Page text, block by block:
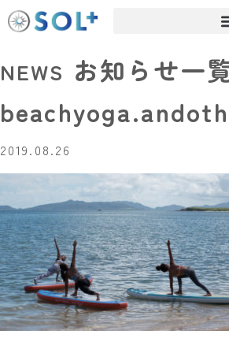
NEWS お知らせ一
2019.08.26